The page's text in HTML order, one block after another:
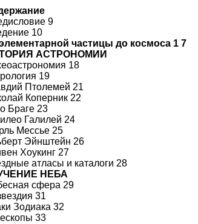
9
10
частицы до космоса 1 7
АСТРОНОМИИ
18
19
Птолемей 21
Коперник 22
Браге 23
Галилей 24
Мессье 25
Эйнштейн 26
Хоукинг 27
атласы и каталоги 28
НЕБА
сфера 29
31
Зодиака 32
33